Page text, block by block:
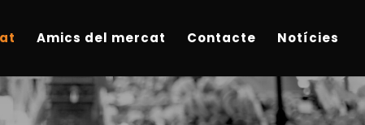
Amics del mercat Contacte Notícies